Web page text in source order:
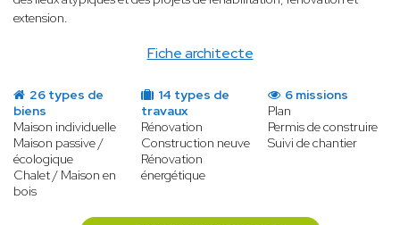
Fiche architecte
extension.
26 types de
biens
Maison individuelle
Maison passive /
écologique
Chalet / Maison en
bois
14 types de
travaux
Rénovation
Construction neuve
Rénovation
énergétique
6 missions
Plan
Permis de construire
Suivi de chantier